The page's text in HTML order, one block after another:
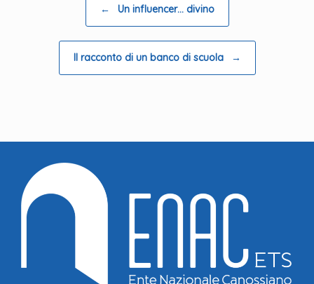
← Un influencer… divino
Il racconto di un banco di scuola →